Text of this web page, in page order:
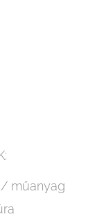
műanyag